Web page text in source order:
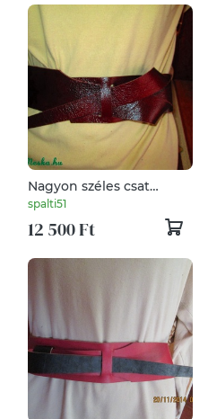
Nagyon széles csat
nélküli öv 2 az 1- ben-
sőt......
spalti51
12 500 Ft